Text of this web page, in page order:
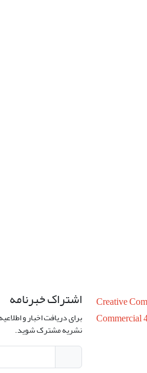
Creative
Commercial
اشتراک خبرنامه
برای دریافت اخبار و
نشریه مشترک شوید.